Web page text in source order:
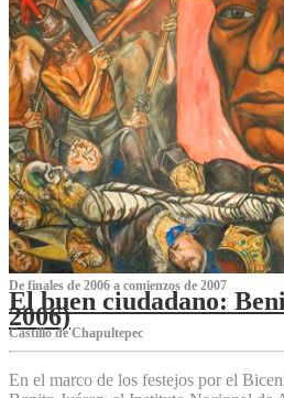
De finales de 2006 a comienzos de 2007
El buen ciudadano:
2006)
Castillo de Chapultepec
En el marco de los festejos por el